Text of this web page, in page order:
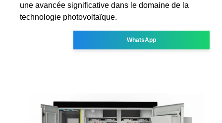
une avancée significative dans le domaine de la
technologie photovoltaïque.
WhatsApp